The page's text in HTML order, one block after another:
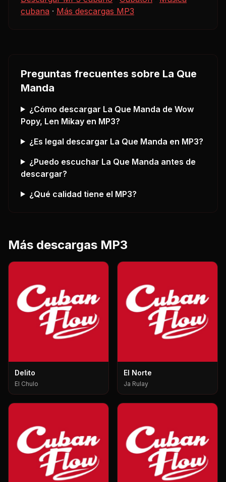
cubana · Más descargas MP3
Preguntas frecuentes sobre La Que
Manda
¿Cómo descargar La Que Manda de Wow
Popy, Len Mikay en MP3?
¿Es legal descargar La Que Manda en MP3?
¿Puedo escuchar La Que Manda antes de
descargar?
¿Qué calidad tiene el MP3?
Más descargas MP3
Delito
El Chulo
El Norte
Ja Rulay